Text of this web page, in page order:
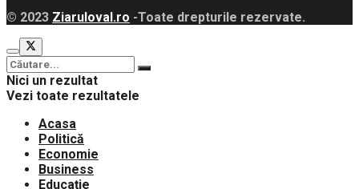
© 2023 Ziaruloval.ro -Toate drepturile rezervate.
Nici un rezultat
Vezi toate rezultatele
Acasa
Politică
Economie
Business
Educație